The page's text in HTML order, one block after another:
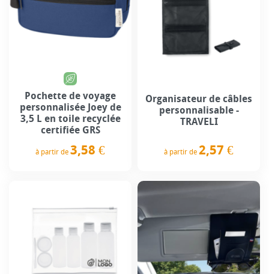
Pochette de voyage
personnalisée Joey de
3,5 L en toile recyclée
certifiée GRS
à partir de 3,58 €
Organisateur de câbles
personnalisable -
TRAVELI
à partir de 2,57 €